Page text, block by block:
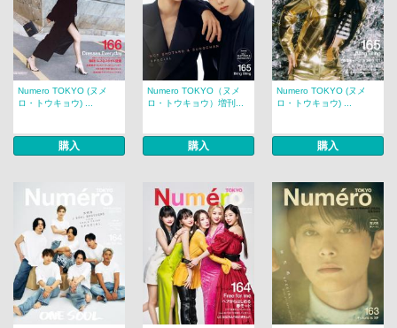
Numero TOKYO (ヌメ
ロ・トウキョウ) ...
購入
Numero TOKYO（ヌメ
ロ・トウキョウ）増刊...
購入
Numero TOKYO (ヌメ
ロ・トウキョウ) ...
購入